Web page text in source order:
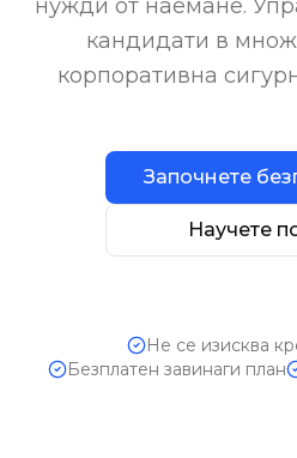
нужди от наемане.
кандидати в
корпоративна
Започнете
Научете
Не се изисква
Безплатен завинаги план